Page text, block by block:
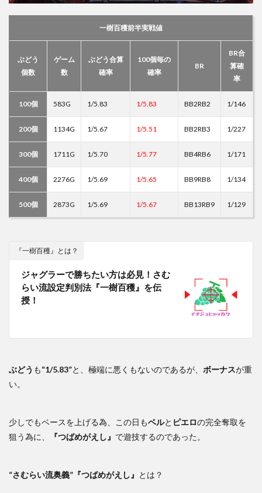
一樹百穫前半実戦値
ぶどう
個数
ゲーム
数
ぶどう合算
確率
100個毎の
確率
BR
BR合
算確
率
100個 583G 1/5.83 1/5.83 BB2RB2 1/146
200個 1134G 1/5.67 1/5.51 BB2RB3 1/227
300個 1711G 1/5.70 1/5.77 BB4RB6 1/171
400個 2276G 1/5.69 1/5.65 BB9RB8 1/134
500個 2873G 1/5.69 1/5.67 BB13RB9 1/129
『一樹百穫』とは？
ジャグラーで勝ちたい方は必見！さむ
らい流設定判別法『一樹百穫』を伝
授！
ぶどう も“1/5.83”と、極端に悪くもないのであるが、 ボーナスが重
い。
少しでもベースを上げる為、この日もベルと ピエロの完全奪取を
狙う為に、
『つばめがえし』 で遊技するのであった。
“さむらい流奥義” 『つばめがえし』 とは？